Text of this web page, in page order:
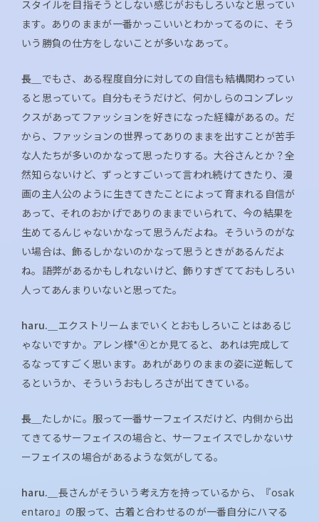
スタイルを目指そうとしない感じがおもしろいなと思ってい
ます。ありのままが一番かっこいいとわかってるのに、そう
いう勝負の仕方をしないことが多いなあって。
長＿ でもさ、ある程度自分に対しての自信も結構関わってい
ると思っていて。自分もそうだけど、何かしらのコンプレッ
クスがあってファッションを好きになった経緯があるの。だ
から、ファッションの世界ってありのままを出すことが苦手
な人たちが多いのかなって思ったりする。大谷さんとか？全
然知らないけど、ずっとすごいって言われ続けてきたり、漫
画の主人公のように生きてきたことによって育まれる自信が
あって、それのおかげでありのままでいられて、今の結果を
生めてるんじゃないかなって思うんだよね。そういうのがな
い場合は、飾るしかないのかなって思うときがあるんだよ
ね。語弊があるかもしれないけど、飾りすぎてておもしろい
人ってあんまりいないと思ってた。
haru.＿ エクストリームまでいくとおもしろいことはあるじ
ゃないですか。アレン様*④とか見てると、あれは完成して
るなってすごく思います。あれがありのままの姿に逆転して
るというか、そういうおもしろさが出てきている。
長＿ たしかに。服って一番サーフェイスだけど、内側から出
てきてるサーフェイスの場合と、サーフェイスでしかないサ
ーフェイスの場合があるような気がしてる。
haru.＿ 長さんがそういう考え方を持っているから、『osak
entaro』の服って、古着と合わせるのが一番自分にハマる